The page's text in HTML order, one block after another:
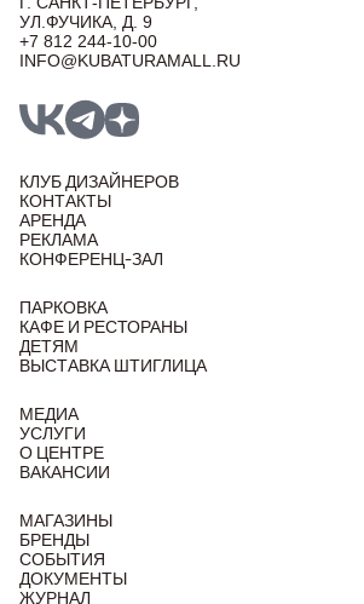
УЛ.ФУЧИКА, Д. 9
+7 812 244-10-00
INFO@KUBATURAMALL.RU
КЛУБ ДИЗАЙНЕРОВ
КОНТАКТЫ
АРЕНДА
РЕКЛАМА
КОНФЕРЕНЦ-ЗАЛ
ПАРКОВКА
КАФЕ И РЕСТОРАНЫ
ДЕТЯМ
ВЫСТАВКА ШТИГЛИЦА
МЕДИА
УСЛУГИ
О ЦЕНТРЕ
ВАКАНСИИ
МАГАЗИНЫ
БРЕНДЫ
СОБЫТИЯ
ДОКУМЕНТЫ
ЖУРНАЛ